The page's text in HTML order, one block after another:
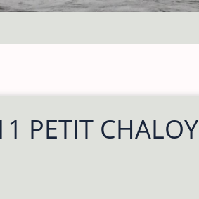
PETIT CHALOY